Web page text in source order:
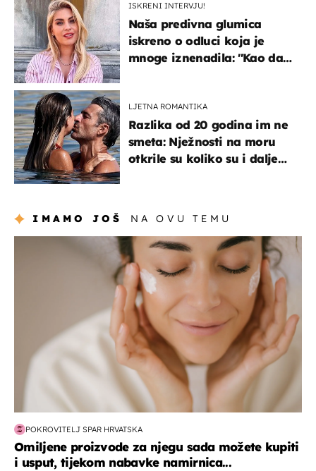
ISKRENI INTERVJU!
Naša predivna glumica
iskreno o odluci koja je
mnoge iznenadila: ''Kao da
LJETNA ROMANTIKA
Razlika od 20 godina im ne
smeta: Nježnosti na moru
otkrile su koliko su i dalje
IMAMO JOŠ NA OVU TEMU
moda & ljepota
POKROVITELJ SPAR HRVATSKA
Omiljene proizvode za njegu sada možete kupiti
i usput, tijekom nabavke namirnica...